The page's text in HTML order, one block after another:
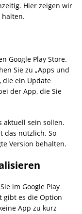
Hier zeigen wir
halten.
Google Play Store.
Sie zu „Apps und
die ein Update
der App, die Sie
aktuell sein sollen.
das nützlich. So
Version behalten.
im Google Play
gibt es die Option
App zu kurz